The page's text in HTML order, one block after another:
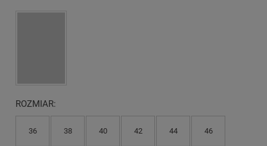
ROZMIAR:
36 38 40 42 44 46